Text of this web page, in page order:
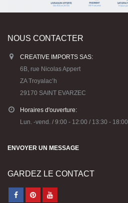
NOUS CONTACTER
CREATIVE IMPORTS SAS:
6B, rue Nicolas Appert
ZA Troyalac’h
29170 SAINT EVARZEC
Horaires d'ouverture:
Lun. -vend. / 9:00 - 12:00 / 13:30 - 18:00
ENVOYER UN MESSAGE
GARDEZ LE CONTACT